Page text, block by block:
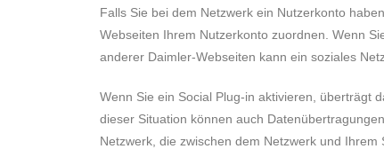
Falls Sie bei dem Netzwerk ein Nutzerkonto
Webseiten Ihrem Nutzerkonto zuordnen. Wenn
anderer Daimler-Webseiten kann ein soziales
Wenn Sie ein Social Plug-in aktivieren, überträgt
dieser Situation können auch
Netzwerk, die zwischen dem Netzwerk und